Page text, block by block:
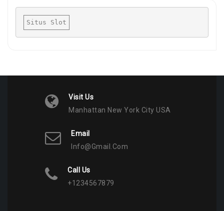
Situs Slot
Visit Us
Manhattan New York City USA
Email
Info@gmail.com
Call Us
+1234567879